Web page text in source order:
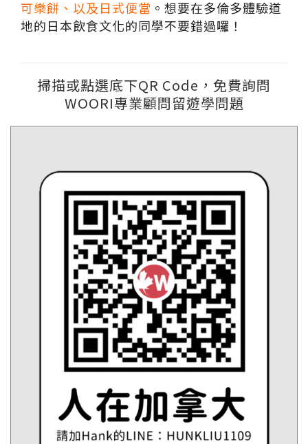
可樂餅、以及日式便當 。想要在多倫多體驗道
地的日本飲食文化的同學不要錯過囉！
掃描或點選底下QR Code，免費詢問
WOORI專業顧問留遊學問題